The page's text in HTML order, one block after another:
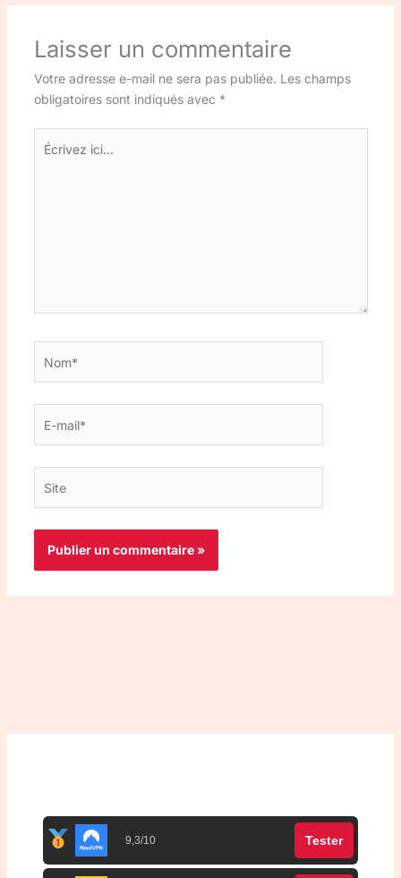
Laisser un commentaire
Votre adresse e-mail ne sera pas publiée. Les champs
obligatoires sont indiqués avec *
ici…
mail*
9,3/10 Tester